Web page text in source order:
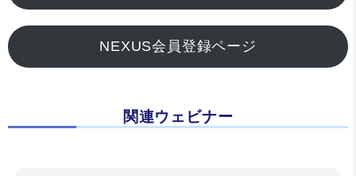
NEXUS会員登録ページ
関連ウェビナー